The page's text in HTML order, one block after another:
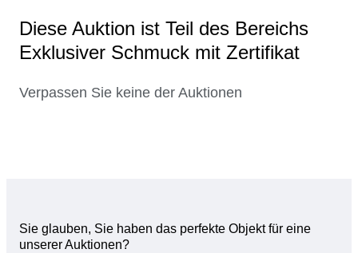
Diese Auktion ist Teil des Bereichs
Exklusiver Schmuck mit Zertifikat
Verpassen Sie keine der Auktionen
Sie glauben, Sie haben das perfekte Objekt für eine
unserer Auktionen?